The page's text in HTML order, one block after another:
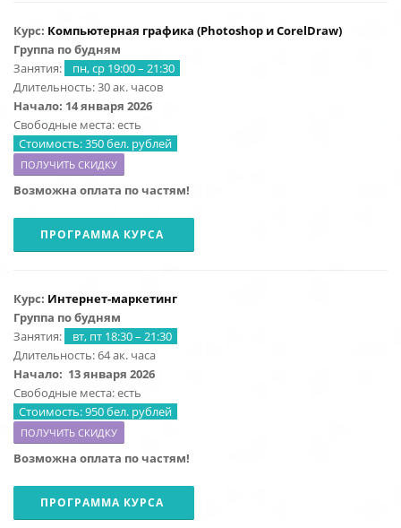
Курс: Компьютерная графика (Photoshop и CorelDraw)
Группа по будням
Занятия:
пн, ср 19:00 – 21:30
Длительность: 30 ак. часов
Начало: 14 января 2026
Свободные места: есть
Стоимость: 350 бел. рублей
ПОЛУЧИТЬ СКИДКУ
Возможна оплата по частям!
ПРОГРАММА КУРСА
Курс: Интернет-маркетинг
Группа по будням
Занятия:
вт, пт 18:30 – 21:30
Длительность: 64 ак. часа
Начало: 13 января 2026
Свободные места: есть
Стоимость: 950 бел. рублей
ПОЛУЧИТЬ СКИДКУ
Возможна оплата по частям!
ПРОГРАММА КУРСА